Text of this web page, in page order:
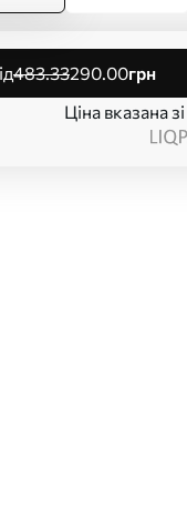
від483.33290.00грн
Ціна вказана зі